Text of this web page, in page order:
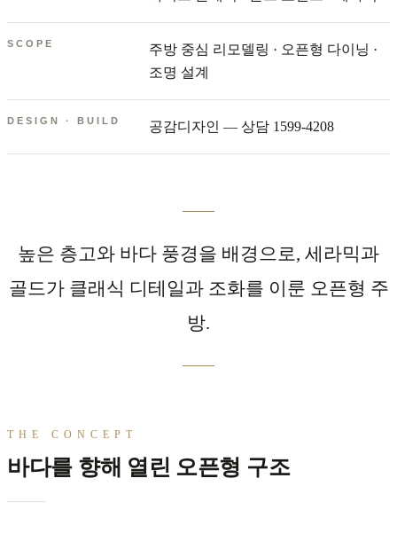
SCOPE
주방 중심 리모델링 · 오픈형 다이닝 ·
조명 설계
DESIGN · BUILD 공감디자인 — 상담 1599-4208
높은 층고와 바다 풍경을 배경으로, 세라믹과
골드가 클래식 디테일과 조화를 이룬 오픈형 주
방.
THE CONCEPT
바다를 향해 열린 오픈형 구조